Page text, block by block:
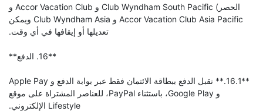
الحصر) Club Wyndham South Pacific و Accor Vacation Club و
Accor Vacation Club Asia Pacific و Club Wyndham Asia ويمكن
تعديلها أو إيقافها في أي وقت.
**16. الدفع**
**16.1.** نقبل الدفع ببطاقة الائتمان فقط عبر بوابة الدفع و Apple Pay
و Google Play، باستثناء PayPal، للعناصر المشتراة على موقع
Lifestyle الإلكتروني.